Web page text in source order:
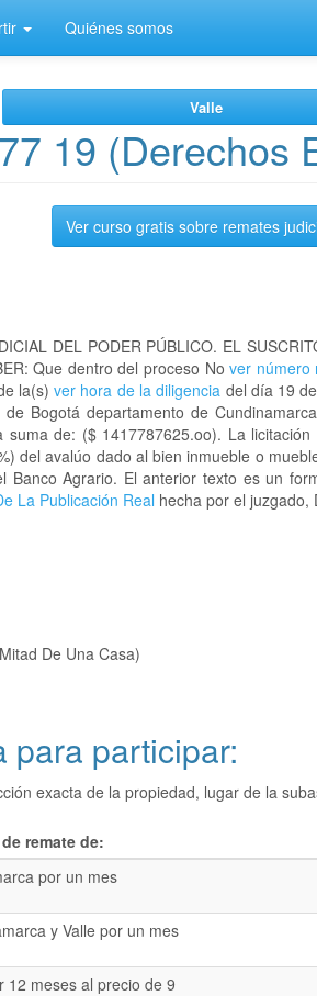
Quiénes somos
Valle
19 (Derechos
Ver curso gratis sobre remates
DEL PODER PÚBLICO. EL
Que dentro del proceso Nover número
la(s)ver hora de la diligencia del día 19
Bogotá departamento de
suma de: ($ 1417787625.oo). La
del avalúo dado al bien inmueble o
Agrario. El anterior texto es un
La Publicación Real hecha por el juzgado,
De Una Casa)
para participar:
exacta de la propiedad, lugar de la
remate de:
por un mes
y Valle por un mes
12 meses al precio de 9